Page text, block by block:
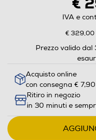
IVA e
€ 329,00
Prezzo valido
Acquisto online
con consegna € 7,90
Ritiro in negozio
in 30 minuti e